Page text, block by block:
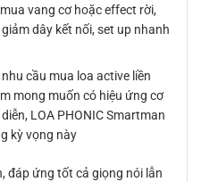
vang cơ hoặc effect rời,
dây kết nối, set up nhanh
cầu mua loa active liền
mong muốn có hiệu ứng cơ
LOA PHONIC Smartman
kỳ vọng này
đáp ứng tốt cả giọng nói lẫn